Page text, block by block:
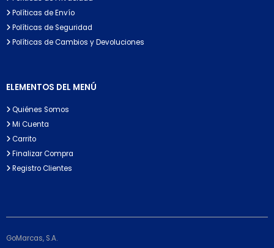
Políticas de Envío
Políticas de Seguridad
Políticas de Cambios y Devoluciones
ELEMENTOS DEL MENÚ
Quiénes Somos
Mi Cuenta
Carrito
Finalizar Compra
Registro Clientes
GoMarcas, S.A.